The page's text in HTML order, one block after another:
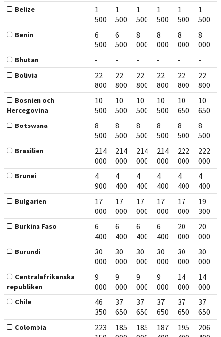
Belize
1
500
1
500
1
500
1
500
1
500
1
500
Benin
6
500
6
500
8
000
8
000
8
000
8
000
Bhutan - - - - - -
Bolivia
22
800
22
800
22
800
22
800
22
800
22
800
Bosnien och
Hercegovina
10
500
10
500
10
500
10
500
10
650
10
650
Botswana
8
500
8
500
8
500
8
500
8
500
8
500
Brasilien
214
000
214
000
214
000
214
000
222
000
222
000
Brunei
4
900
4
400
4
400
4
400
4
400
4
400
Bulgarien
17
000
17
000
17
000
17
000
17
000
19
300
Burkina Faso
6
400
6
400
6
400
6
400
20
000
20
000
Burundi
30
000
30
000
30
000
30
000
30
000
30
000
Centralafrikanska
republiken
9
000
9
000
9
000
9
000
14
000
14
000
Chile
46
350
37
650
37
650
37
650
37
650
37
650
Colombia
223
185
185
187
195
206